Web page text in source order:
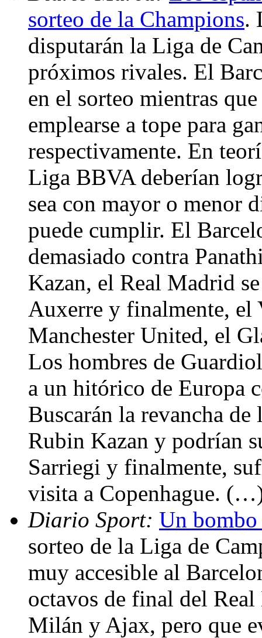
sorteo de la Champions.
disputarán la Liga de
próximos rivales. El
en el sorteo mientras
emplearse a tope para
respectivamente. En
Liga BBVA deberían
sea con mayor o menor
puede cumplir. El
demasiado contra
Kazan, el Real Madrid
Auxerre y finalmente, el
Manchester United, el
Los hombres de
a un hitórico de Europa
Buscarán la revancha de
Rubin Kazan y podrían
Sarriegi y finalmente,
visita a Copenhague.
Diario Sport: Un bombo
sorteo de la Liga de
muy accesible al
octavos de final del
Milán y Ajax, pero que